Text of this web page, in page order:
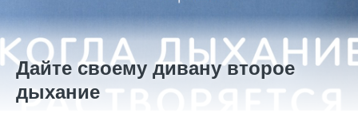
Дайте своему дивану второе
дыхание